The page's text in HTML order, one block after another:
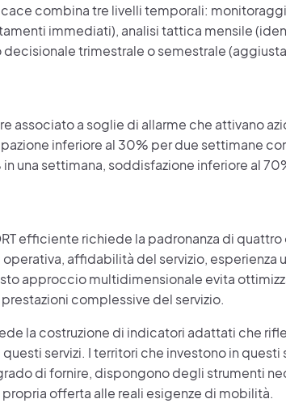
combina tre livelli temporali:
immediati), analisi tattica mensile
trimestrale o semestrale
associato a soglie di allarme che attivano
inferiore al 30% per due settimane
una settimana, soddisfazione inferiore al
efficiente richiede la padronanza di
affidabilità del servizio, esperienza
approccio multidimensionale evita
complessive del servizio.
la costruzione di indicatori adattati che
servizi. I territori che investono in questi
di fornire, dispongono degli strumenti
offerta alle reali esigenze di mobilità.